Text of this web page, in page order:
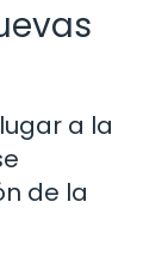
a la
de la